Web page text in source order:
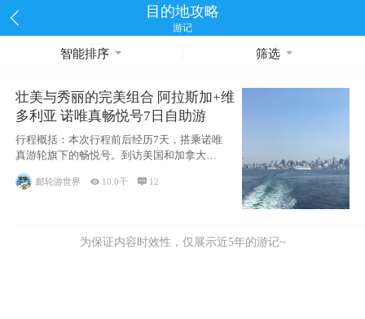
目的地攻略
游记
智能排序 筛选
壮美与秀丽的完美组合 阿拉斯加+维
多利亚 诺唯真畅悦号7日自助游
行程概括：本次行程前后经历7天，搭乘诺唯
真游轮旗下的畅悦号。到访美国和加拿大的4
个州/省：美国华盛顿州
邮轮游世界  10.0千  12
为保证内容时效性，仅展示近5年的游记~